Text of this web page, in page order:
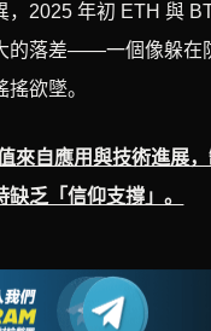
，2025 年初 ETH 與
的落差——一個像躲在
欲墜。
來自應用與技術進展
乏「信仰支撐」。